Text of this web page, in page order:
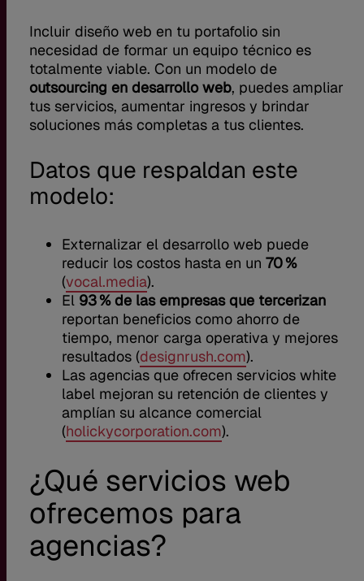
Incluir diseño web en tu portafolio sin
necesidad de formar un equipo técnico es
totalmente viable. Con un modelo de
outsourcing en desarrollo web, puedes ampliar
tus servicios, aumentar ingresos y brindar
soluciones más completas a tus clientes.
Datos que respaldan este
modelo:
Externalizar el desarrollo web puede
reducir los costos hasta en un 70 %
(vocal.media).
El 93 % de las empresas que tercerizan
reportan beneficios como ahorro de
tiempo, menor carga operativa y mejores
resultados (designrush.com).
Las agencias que ofrecen servicios white
label mejoran su retención de clientes y
amplían su alcance comercial
(holickycorporation.com).
¿Qué servicios web
ofrecemos para
agencias?